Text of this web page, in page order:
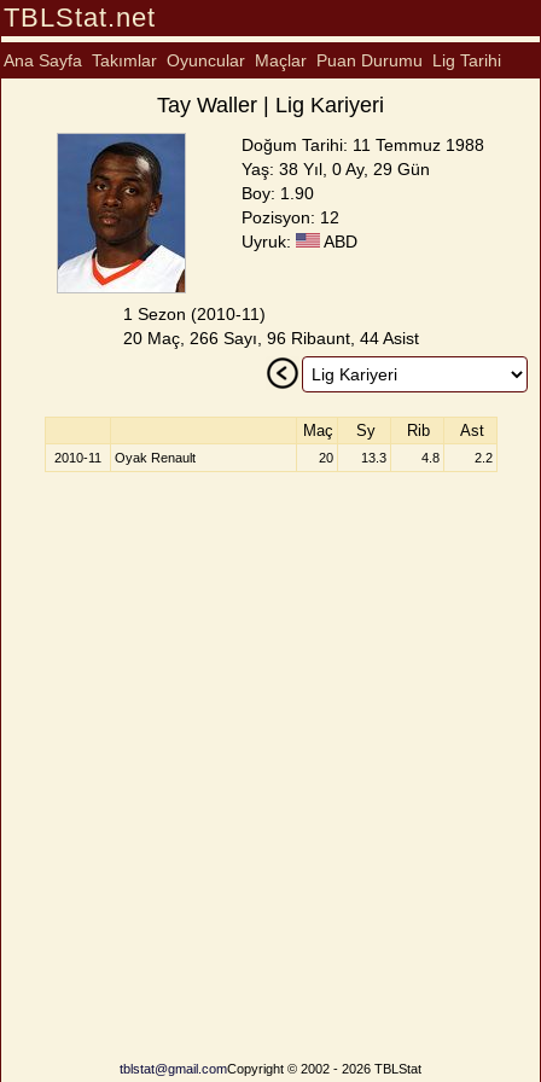
TBLStat.net
Ana Sayfa Takımlar Oyuncular Maçlar Puan Durumu Lig Tarihi
Tay Waller | Lig Kariyeri
Doğum Tarihi: 11 Temmuz 1988
Yaş: 38 Yıl, 0 Ay, 29 Gün
Boy: 1.90
Pozisyon: 12
Uyruk:
ABD
1 Sezon (2010-11)
20 Maç, 266 Sayı, 96 Ribaunt, 44 Asist
Maç Sy Rib Ast
2010-11 Oyak Renault 20 13.3 4.8 2.2
tblstat@gmail.comCopyright © 2002 - 2026 TBLStat